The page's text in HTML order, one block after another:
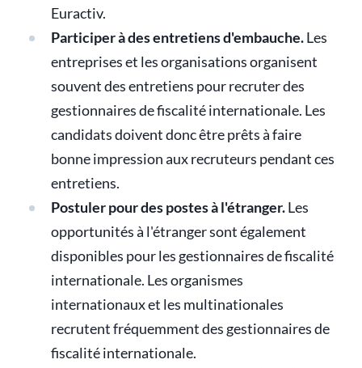
Euractiv.
Participer à des entretiens d'embauche.Les
entreprises et les organisations organisent
souvent des entretiens pour recruter des
gestionnaires de fiscalité internationale. Les
candidats doivent donc être prêts à faire
bonne impression aux recruteurs pendant ces
entretiens.
Postuler pour des postes à l'étranger.Les
opportunités à l'étranger sont également
disponibles pour les gestionnaires de fiscalité
internationale. Les organismes
internationaux et les multinationales
recrutent fréquemment des gestionnaires de
fiscalité internationale.